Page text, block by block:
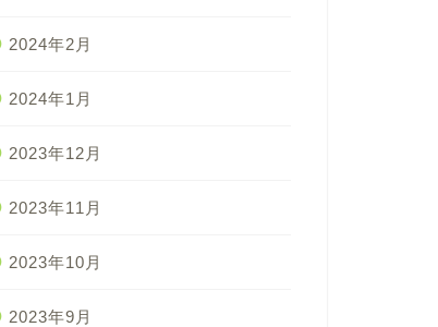
2024年2月
2024年1月
2023年12月
2023年11月
2023年10月
2023年9月